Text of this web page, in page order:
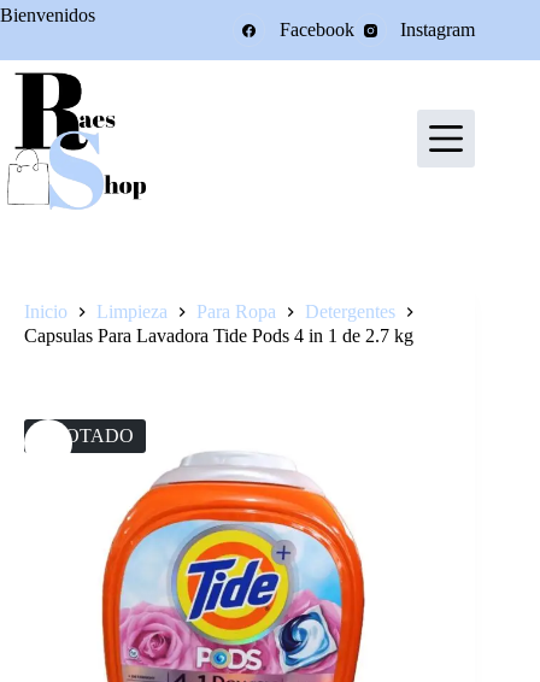
Saltar
Bienvenidos
Facebook Instagram
Inicio Limpieza Para Ropa
Detergentes
Capsulas Para Lavadora Tide Pods 4 in 1 de 2.7 kg
AGOTADO